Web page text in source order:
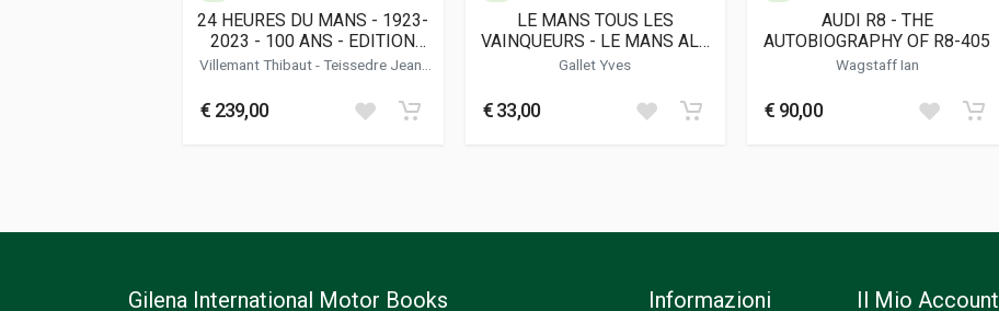
Genere o Collana Storico - Descrittivo; Corse
24 HEURES DU MANS - 1923-
2023 - 100 ANS - EDITION
FRANCAISE
Villemant Thibaut-Teissedre Jean-
€ 239,00
LE MANS TOUS LES
VAINQUEURS - LE MANS ALL
WINNERS
Gallet Yves
€ 33,00
AUDI R8 - THE
AUTOBIOGRAPHY OF R8-405
Wagstaff Ian
€ 90,00
Gilena International Motor Books Informazioni Il Mio Account